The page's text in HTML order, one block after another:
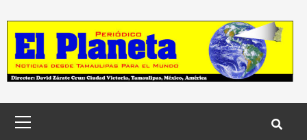
to
content
principal